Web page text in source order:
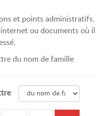
et points administratifs,
ou documents où il
du nom de famille